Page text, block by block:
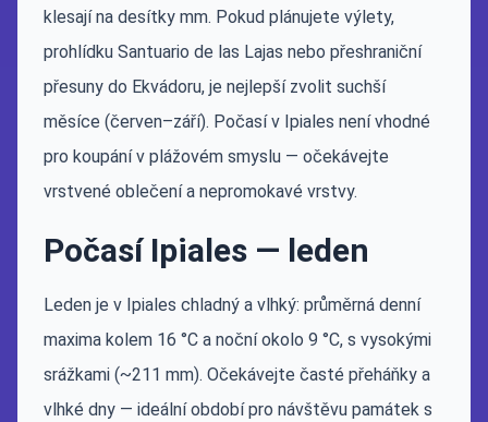
klesají na desítky mm. Pokud plánujete výlety,
prohlídku Santuario de las Lajas nebo přeshraniční
přesuny do Ekvádoru, je nejlepší zvolit suchší
měsíce (červen–září). Počasí v Ipiales není vhodné
pro koupání v plážovém smyslu — očekávejte
vrstvené oblečení a nepromokavé vrstvy.
Počasí Ipiales — leden
Leden je v Ipiales chladný a vlhký: průměrná denní
maxima kolem 16 °C a noční okolo 9 °C, s vysokými
srážkami (~211 mm). Očekávejte časté přeháňky a
vlhké dny — ideální období pro návštěvu památek s